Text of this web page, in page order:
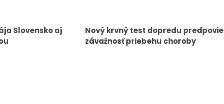
Slovensko aj
Nový krvný test dopredu predpovie
závažnosť priebehu choroby